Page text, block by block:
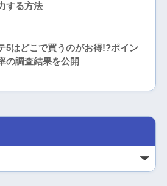
する方法
5はどこで買うのがお得!?ポイン
の調査結果を公開